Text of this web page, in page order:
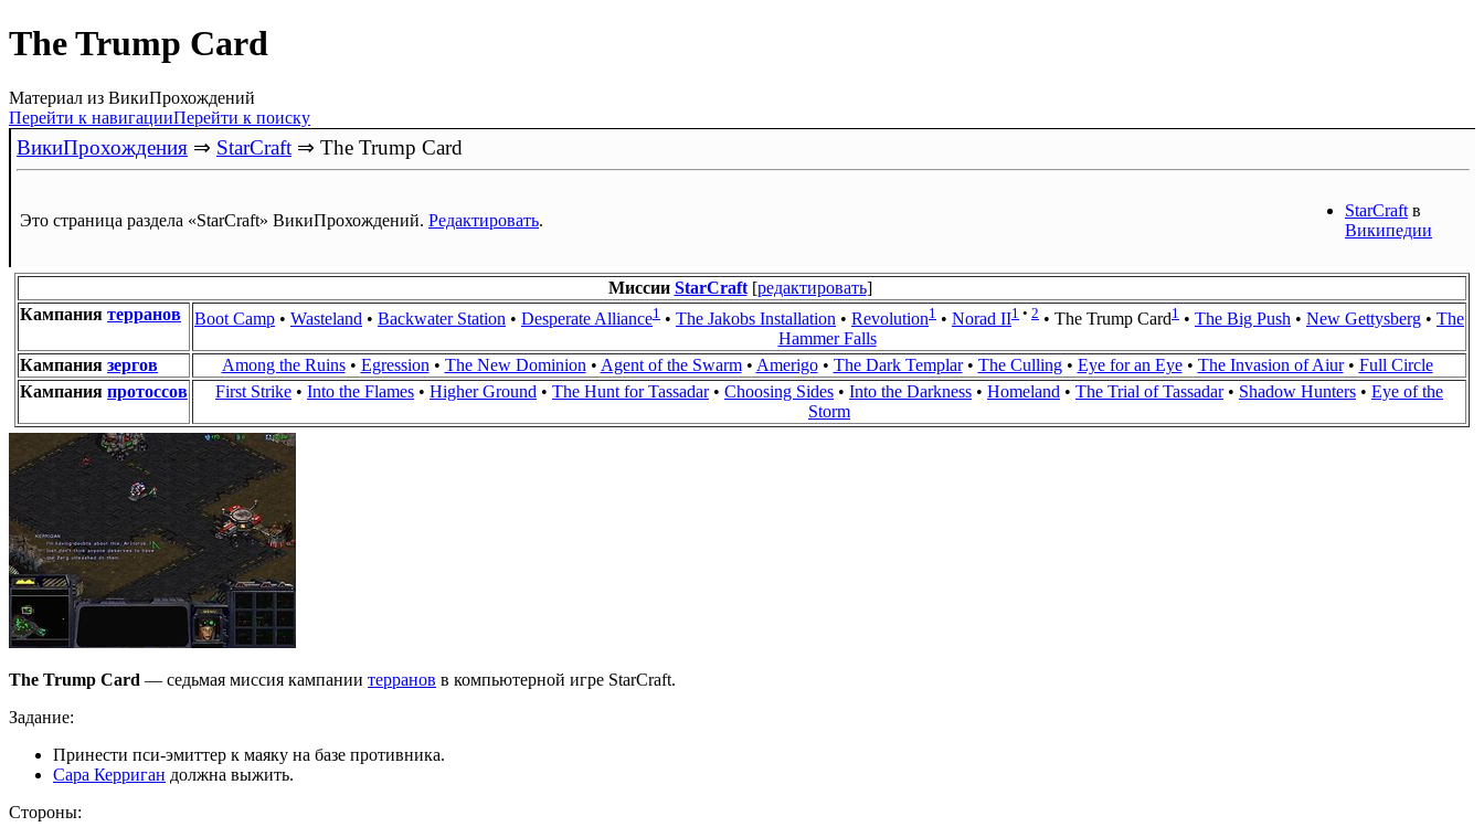
The Trump Card
Материал из ВикиПрохождений
Перейти к навигацииПерейти к поиску
ВикиПрохождения ⇒ StarCraft ⇒ The Trump Card
Это страница раздела «StarCraft» ВикиПрохождений. Редактировать.
StarCraft в
Википедии
Миссии StarCraft [редактировать]
Кампания терранов Boot Camp • Wasteland • Backwater Station • Desperate Alliance1 • The Jakobs Installation • Revolution1 • Norad II1 • 2 • The Trump Card1 • The Big Push • New Gettysberg • The
Hammer Falls
Кампания зергов Among the Ruins• Egression • The New Dominion • Agent of the Swarm• Amerigo• The Dark Templar• The Culling• Eye for an Eye• The Invasion of Aiur• Full Circle
Кампания протоссов First Strike • Into the Flames • Higher Ground • The Hunt for Tassadar• Choosing Sides • Into the Darkness • Homeland • The Trial of Tassadar• Shadow Hunters • Eye of the
Storm
The Trump Card — седьмая миссия кампании терранов в компьютерной игре StarCraft.
Задание:
Принести пси-эмиттер к маяку на базе противника.
Сара Керриган должна выжить.
Стороны: